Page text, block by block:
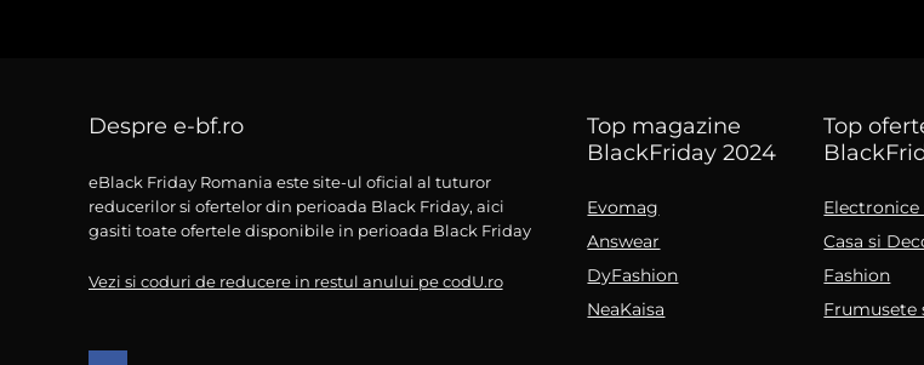
Despre e-bf.ro
eBlack Friday Romania este site-ul oficial al tuturor
reducerilor si ofertelor din perioada Black Friday, aici
gasiti toate ofertele disponibile in perioada Black Friday
Vezi si coduri de reducere in restul anului pe codU.ro
Top magazine
BlackFriday 2024
Evomag
Answear
DyFashion
NeaKaisa
Top
Electronice
Casa si
Fashion
Frumusete